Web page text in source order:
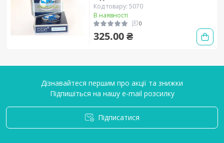
Код товару: 5070
В наявності
0
325.00 ₴
Дізнавайтеся першим про акції та знижки
Підпишіться на нашу e-mail розсилку
Підписатися